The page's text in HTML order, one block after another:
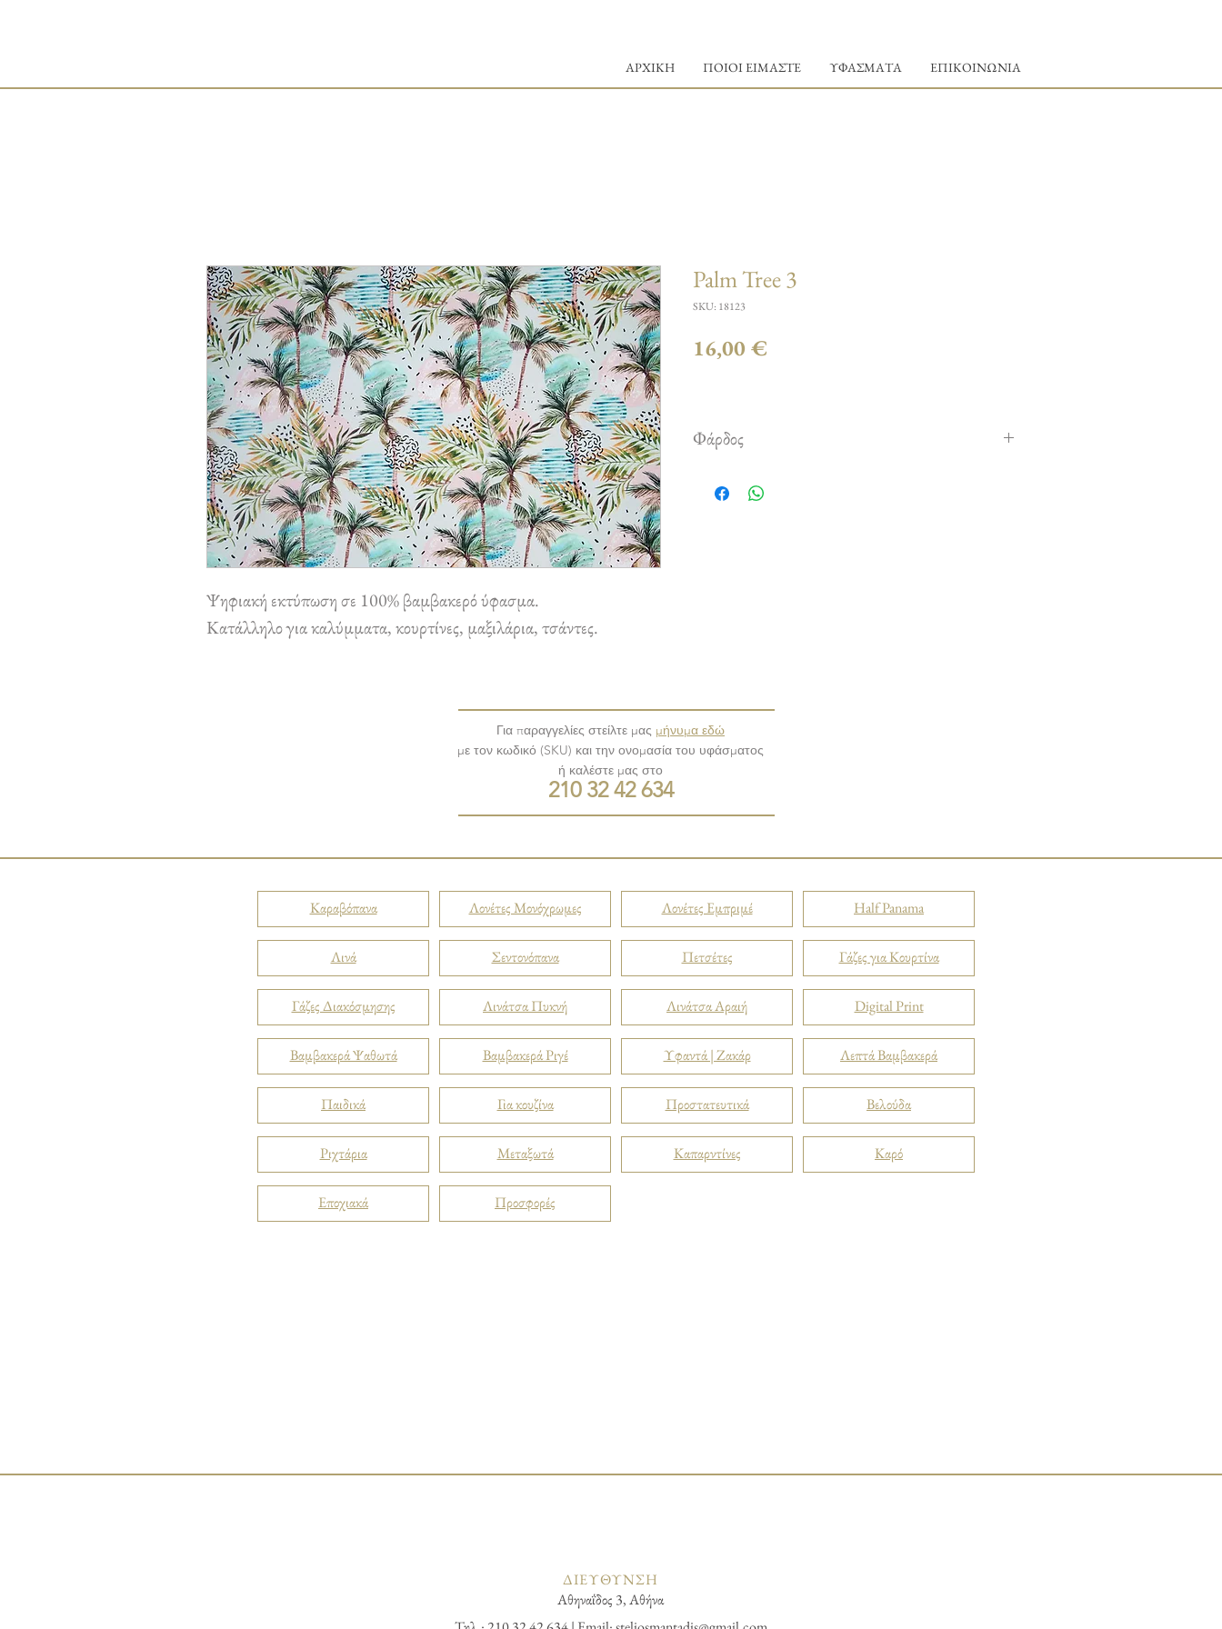
ΑΡΧΙΚΗ ΠΟΙΟΙ ΕΙΜΑΣΤΕ ΥΦΑΣΜΑΤΑ ΕΠΙΚΟΙΝΩΝΙΑ
Ψηφιακή εκτύπωση σε 100% βαμβακερό ύφασμα.
Κατάλληλο για καλύμματα, κουρτίνες, μαξιλάρια, τσάντες.
Palm Tree 3
SKU: 18123
16,00 €
Φάρδος
Για παραγγελίες στείλτε μας μήνυμα εδώ
με τον κωδικό (SKU) και την ονομασία του υφάσματος
ή καλέστε μας στο
210 32 42 634
Καραβόπανα
Λινά
Γάζες Διακόσμησης
Βαμβακερά Ψαθωτά
Παιδικά
Ριχτάρια
Εποχιακά
Λονέτες Μονόχρωμες
Σεντονόπανα
Λινάτσα Πυκνή
Βαμβακερά Ριγέ
Για κουζίνα
Μεταξωτά
Προσφορές
Λονέτες Εμπριμέ
Πετσέτες
Λινάτσα Αραιή
Υφαντά | Ζακάρ
Προστατευτικά
Καπαρντίνες
Half Panama
Γάζες για Κουρτίνα
Digital Print
Λεπτά Βαμβακερά
Βελούδα
Καρό
ΔΙΕΥΘΥΝΣΗ
Αθηναΐδος 3, Αθήνα